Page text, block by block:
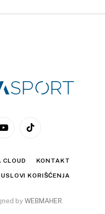
YouTubeTikTok
CLOUD KONTAKT
USLOVI KORIŠĆENJA
by WEBMAHER.